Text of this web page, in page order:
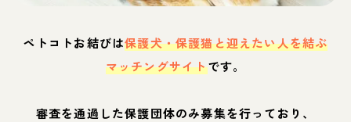
ペトコトお結びは保護犬・保護猫と迎えたい人を結ぶ
マッチングサイトです。
審査を通過した保護団体のみ募集を行っており、